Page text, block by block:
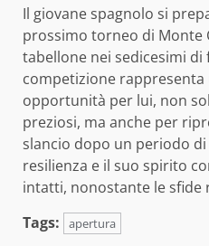
Il giovane spagnolo si
prossimo torneo di Monte
tabellone nei sedicesimi di
competizione rappresenta
opportunità per lui, non
preziosi, ma anche per
slancio dopo un periodo
resilienza e il suo spirito
intatti, nonostante le sfide
Tags:
apertura